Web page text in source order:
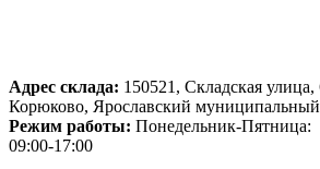
Адрес склада: 150521, Складская улица,
Корюково, Ярославский
Режим работы: Понедельник-Пятница:
09:00-17:00